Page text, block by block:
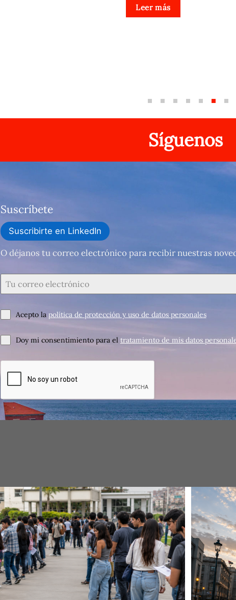
Leer más
Síguenos
Suscríbete
Suscribirte en LinkedIn
O déjanos tu correo electrónico para recibir nuestras
Acepto la política de protección y uso de datos personales
Doy mi consentimiento para el tratamiento de mis datos